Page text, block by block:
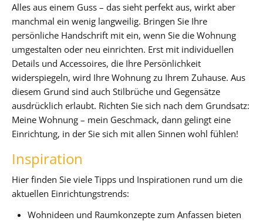
Alles aus einem Guss – das sieht perfekt aus, wirkt aber
manchmal ein wenig langweilig. Bringen Sie Ihre
persönliche Handschrift mit ein, wenn Sie die Wohnung
umgestalten oder neu einrichten. Erst mit individuellen
Details und Accessoires, die Ihre Persönlichkeit
widerspiegeln, wird Ihre Wohnung zu Ihrem Zuhause. Aus
diesem Grund sind auch Stilbrüche und Gegensätze
ausdrücklich erlaubt. Richten Sie sich nach dem Grundsatz:
Meine Wohnung – mein Geschmack, dann gelingt eine
Einrichtung, in der Sie sich mit allen Sinnen wohl fühlen!
Inspiration
Hier finden Sie viele Tipps und Inspirationen rund um die
aktuellen Einrichtungstrends:
Wohnideen und Raumkonzepte zum Anfassen bieten